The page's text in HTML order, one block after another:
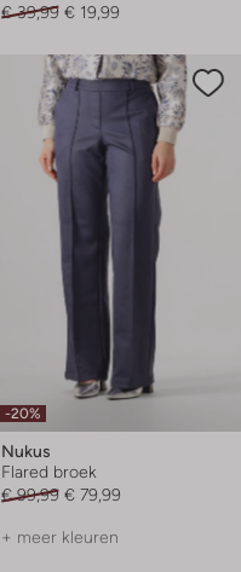
€ 39,99 € 19,99
-20%
Nukus
Flared broek
€ 99,99 € 79,99
+ meer kleuren